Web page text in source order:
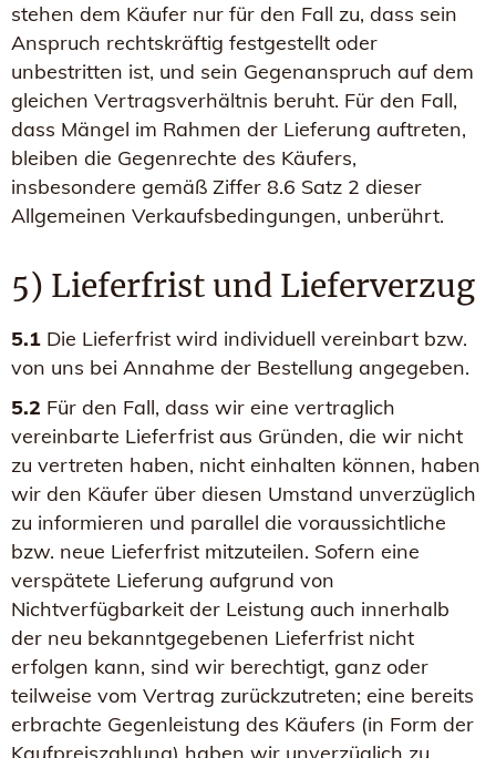
stehen dem Käufer nur für den Fall zu, dass sein
Anspruch rechtskräftig festgestellt oder
unbestritten ist, und sein Gegenanspruch auf dem
gleichen Vertragsverhältnis beruht. Für den Fall,
dass Mängel im Rahmen der Lieferung auftreten,
bleiben die Gegenrechte des Käufers,
insbesondere gemäß Ziffer 8.6 Satz 2 dieser
Allgemeinen Verkaufsbedingungen, unberührt.
5) Lieferfrist und Lieferverzug
5.1 Die Lieferfrist wird individuell vereinbart bzw.
von uns bei Annahme der Bestellung angegeben.
5.2 Für den Fall, dass wir eine vertraglich
vereinbarte Lieferfrist aus Gründen, die wir nicht
zu vertreten haben, nicht einhalten können, haben
wir den Käufer über diesen Umstand unverzüglich
zu informieren und parallel die voraussichtliche
bzw. neue Lieferfrist mitzuteilen. Sofern eine
verspätete Lieferung aufgrund von
Nichtverfügbarkeit der Leistung auch innerhalb
der neu bekanntgegebenen Lieferfrist nicht
erfolgen kann, sind wir berechtigt, ganz oder
teilweise vom Vertrag zurückzutreten; eine bereits
erbrachte Gegenleistung des Käufers (in Form der